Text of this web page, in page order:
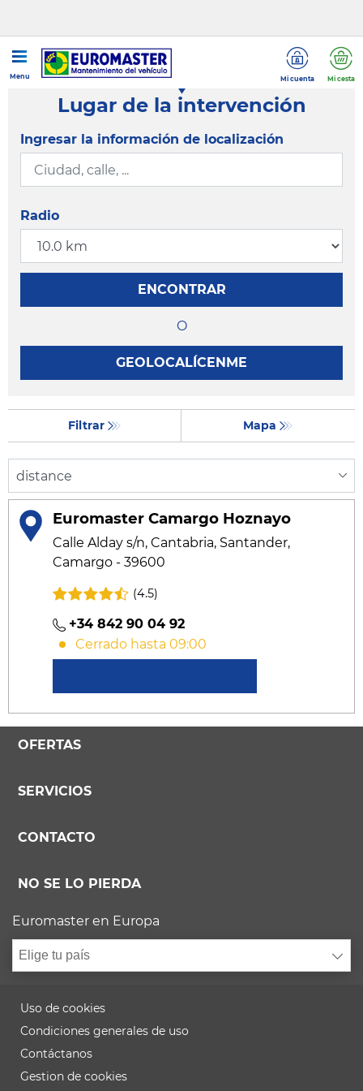
Menu Mi cuenta Mi cesta
Lugar de la intervención
Ingresar la información de localización
Radio
ENCONTRAR
O
GEOLOCALÍCENME
Filtrar Mapa
Euromaster Camargo Hoznayo
Calle Alday s/n, Cantabria, Santander,
Camargo - 39600
(4.5)
+34 842 90 04 92
Cerrado hasta 09:00
OFERTAS
SERVICIOS
CONTACTO
NO SE LO PIERDA
Euromaster en Europa
Elige tu país
Uso de cookies
Condiciones generales de uso
Contáctanos
Gestion de cookies